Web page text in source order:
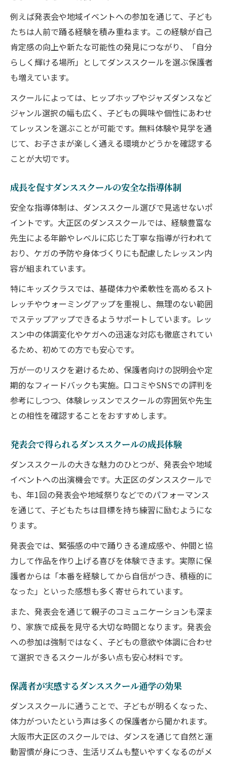
例えば発表会や地域イベントへの参加を通じて、子ども
たちは人前で踊る経験を積み重ねます。この経験が自己
肯定感の向上や新たな可能性の発見につながり、「自分
らしく輝ける場所」としてダンススクールを選ぶ保護者
も増えています。
スクールによっては、ヒップホップやジャズダンスなど
ジャンル選択の幅も広く、子どもの興味や個性にあわせ
てレッスンを選ぶことが可能です。無料体験や見学を通
じて、お子さまが楽しく通える環境かどうかを確認する
ことが大切です。
成長を促すダンススクールの安全な指導体制
安全な指導体制は、ダンススクール選びで見逃せないポ
イントです。大正区のダンススクールでは、経験豊富な
先生による年齢やレベルに応じた丁寧な指導が行われて
おり、ケガの予防や身体づくりにも配慮したレッスン内
容が組まれています。
特にキッズクラスでは、基礎体力や柔軟性を高めるスト
レッチやウォーミングアップを重視し、無理のない範囲
でステップアップできるようサポートしています。レッ
スン中の体調変化やケガへの迅速な対応も徹底されてい
るため、初めての方でも安心です。
万が一のリスクを避けるため、保護者向けの説明会や定
期的なフィードバックも実施。口コミやSNSでの評判を
参考にしつつ、体験レッスンでスクールの雰囲気や先生
との相性を確認することをおすすめします。
発表会で得られるダンススクールの成長体験
ダンススクールの大きな魅力のひとつが、発表会や地域
イベントへの出演機会です。大正区のダンススクールで
も、年1回の発表会や地域祭りなどでのパフォーマンス
を通じて、子どもたちは目標を持ち練習に励むようにな
ります。
発表会では、緊張感の中で踊りきる達成感や、仲間と協
力して作品を作り上げる喜びを体験できます。実際に保
護者からは「本番を経験してから自信がつき、積極的に
なった」といった感想も多く寄せられています。
また、発表会を通じて親子のコミュニケーションも深ま
り、家族で成長を見守る大切な時間となります。発表会
への参加は強制ではなく、子どもの意欲や体調に合わせ
て選択できるスクールが多い点も安心材料です。
保護者が実感するダンススクール通学の効果
ダンススクールに通うことで、子どもが明るくなった、
体力がついたという声は多くの保護者から聞かれます。
大阪市大正区のスクールでは、ダンスを通じて自然と運
動習慣が身につき、生活リズムも整いやすくなるのがメ